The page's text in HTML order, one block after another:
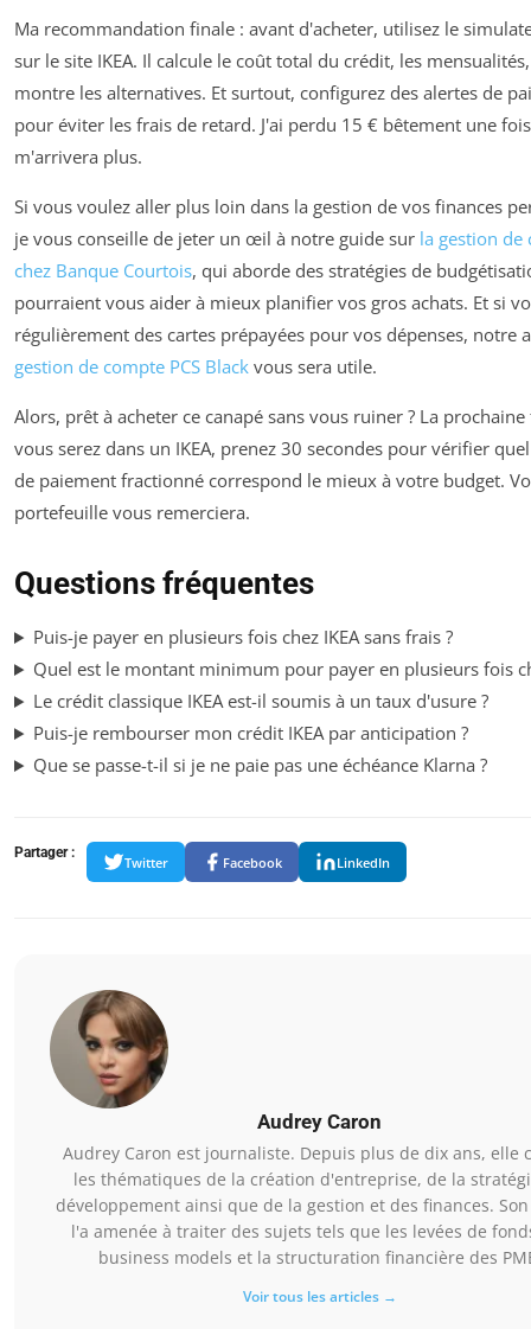
Ma recommandation finale : avant d'acheter, utilisez le
sur le site IKEA. Il calcule le coût total du crédit, les
montre les alternatives. Et surtout, configurez des alertes de
pour éviter les frais de retard. J'ai perdu 15 € bêtement une
m'arrivera plus.
Si vous voulez aller plus loin dans la gestion de vos finances
je vous conseille de jeter un œil à notre guide sur la gestion de
chez Banque Courtois, qui aborde des stratégies de
pourraient vous aider à mieux planifier vos gros achats. Et si
régulièrement des cartes prépayées pour vos dépenses, notre
gestion de compte PCS Black vous sera utile.
Alors, prêt à acheter ce canapé sans vous ruiner ? La
vous serez dans un IKEA, prenez 30 secondes pour vérifier
de paiement fractionné correspond le mieux à votre budget.
portefeuille vous remerciera.
Questions fréquentes
Puis-je payer en plusieurs fois chez IKEA sans frais ?
Quel est le montant minimum pour payer en plusieurs fois
Le crédit classique IKEA est-il soumis à un taux d'usure ?
Puis-je rembourser mon crédit IKEA par anticipation ?
Que se passe-t-il si je ne paie pas une échéance Klarna ?
Partager :
Twitter Facebook LinkedIn
Audrey Caron
Audrey Caron est journaliste. Depuis plus de dix ans, elle
les thématiques de la création d'entreprise, de la
développement ainsi que de la gestion et des finances.
l'a amenée à traiter des sujets tels que les levées de
business models et la structuration financière des
Voir tous les articles →